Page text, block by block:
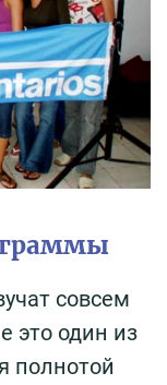
совсем
это один из
полнотой